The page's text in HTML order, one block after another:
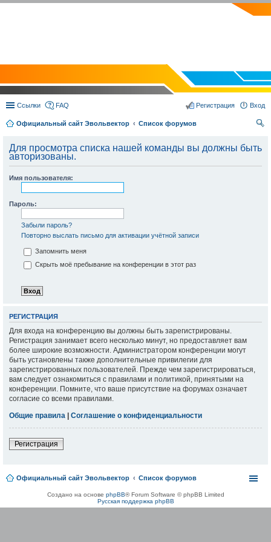
Ссылки FAQ Вход
Регистрация
Официальный сайт Эвольвектор
Список форумов
ск
Для просмотра списка нашей команды вы должны быть
авторизованы.
Имя пользователя:
Пароль:
Забыли пароль?
Повторно выслать письмо для активации учётной записи
Запомнить меня
Скрыть моё пребывание на конференции в этот раз
РЕГИСТРАЦИЯ
Для входа на конференцию вы должны быть зарегистрированы.
Регистрация занимает всего несколько минут, но предоставляет вам
более широкие возможности. Администратором конференции могут
быть установлены также дополнительные привилегии для
зарегистрированных пользователей. Прежде чем зарегистрироваться,
вам следует ознакомиться с правилами и политикой, принятыми на
конференции. Помните, что ваше присутствие на форумах означает
согласие со всеми правилами.
Общие правила | Соглашение о конфиденциальности
Регистрация
Официальный сайт Эвольвектор Список форумов
Создано на основе phpBB® Forum Software © phpBB Limited
Русская поддержка phpBB